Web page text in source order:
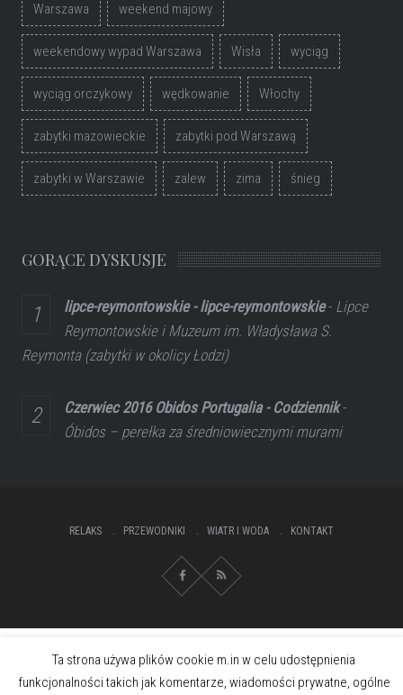
Warszawa weekend majowy
weekendowy wypad Warszawa Wisła wyciąg
wyciąg orczykowy wędkowanie Włochy
zabytki mazowieckie zabytki pod Warszawą
zabytki w Warszawie zalew zima śnieg
GORĄCE DYSKUSJE
lipce-reymontowskie - lipce-reymontowskie- Lipce
Reymontowskie i Muzeum im. Władysława S.
Reymonta (zabytki w okolicy Łodzi)
Czerwiec 2016 Obidos Portugalia - Codziennik-
Óbidos – perełka za średniowiecznymi murami
RELAKS PRZEWODNIKI WIATR I WODA KONTAKT
Ta strona używa plików cookie m.in w celu udostępnienia
funkcjonalności takich jak komentarze, wiadomości prywatne, ogólne